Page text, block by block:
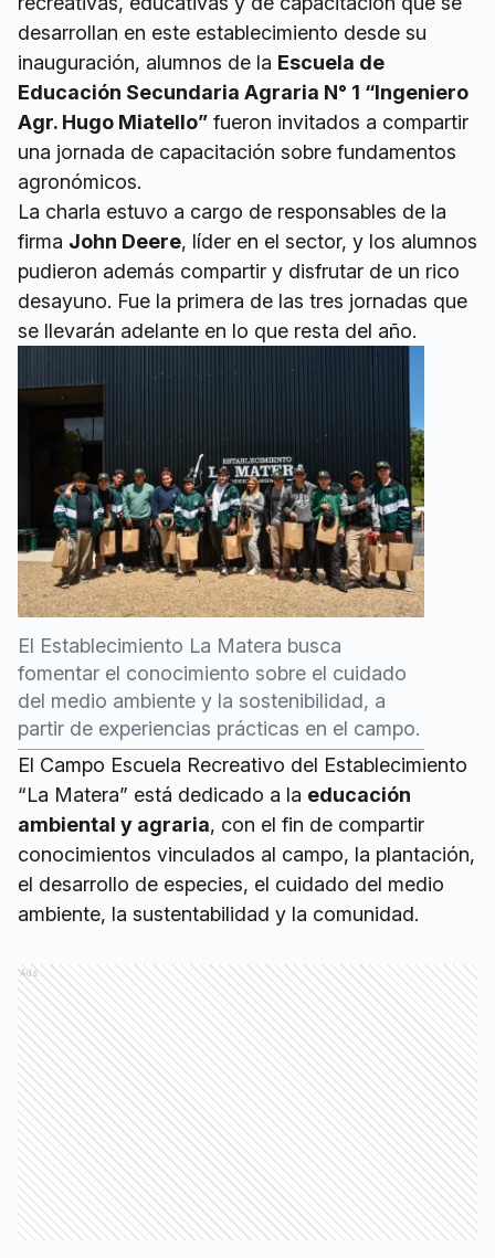
desarrollan en este establecimiento desde su
inauguración, alumnos de la Escuela de
Educación Secundaria Agraria N° 1 “Ingeniero
Agr. Hugo Miatello” fueron invitados a compartir
una jornada de capacitación sobre fundamentos
agronómicos.
La charla estuvo a cargo de responsables de la
firma John Deere, líder en el sector, y los alumnos
pudieron además compartir y disfrutar de un rico
desayuno. Fue la primera de las tres jornadas que
se llevarán adelante en lo que resta del año.
El Establecimiento La Matera busca
fomentar el conocimiento sobre el cuidado
del medio ambiente y la sostenibilidad, a
partir de experiencias prácticas en el campo.
El Campo Escuela Recreativo del Establecimiento
“La Matera” está dedicado a la educación
ambiental y agraria, con el fin de compartir
conocimientos vinculados al campo, la plantación,
el desarrollo de especies, el cuidado del medio
ambiente, la sustentabilidad y la comunidad.
Ads